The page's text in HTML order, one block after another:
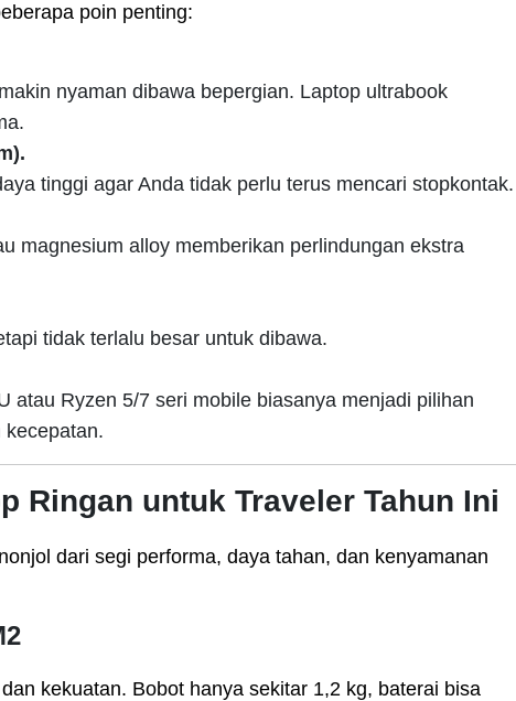
poin penting:
nyaman dibawa bepergian. Laptop ultrabook
tinggi agar Anda tidak perlu terus mencari stopkontak.
magnesium alloy memberikan perlindungan ekstra
tidak terlalu besar untuk dibawa.
atau Ryzen 5/7 seri mobile biasanya menjadi pilihan
kecepatan.
Ringan untuk Traveler Tahun Ini
dari segi performa, daya tahan, dan kenyamanan
kekuatan. Bobot hanya sekitar 1,2 kg, baterai bisa